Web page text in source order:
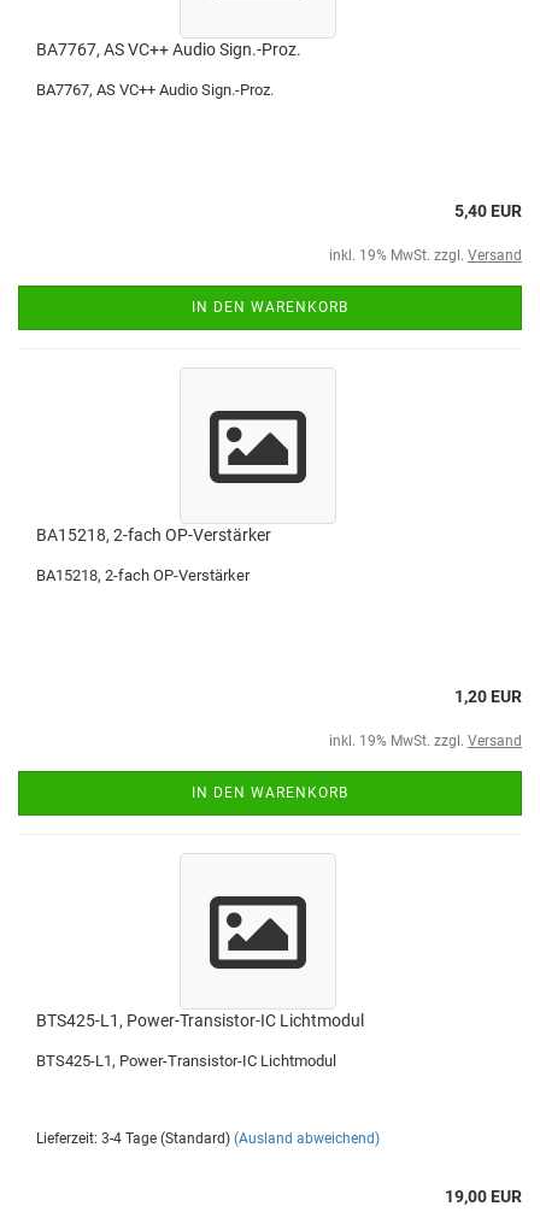
BA7767, AS VC++ Audio Sign.-Proz.
BA7767, AS VC++ Audio Sign.-Proz.
5,40 EUR
inkl. 19% MwSt. zzgl. Versand
IN DEN WARENKORB
BA15218, 2-fach OP-Verstärker
BA15218, 2-fach OP-Verstärker
1,20 EUR
inkl. 19% MwSt. zzgl. Versand
IN DEN WARENKORB
BTS425-L1, Power-Transistor-IC Lichtmodul
BTS425-L1, Power-Transistor-IC Lichtmodul
Lieferzeit: 3-4 Tage (Standard) (Ausland abweichend)
19,00 EUR